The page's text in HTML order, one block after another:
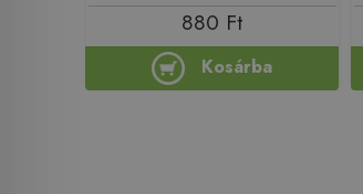
880 Ft
Kosárba